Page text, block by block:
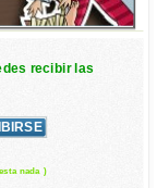
recibir las
nada )